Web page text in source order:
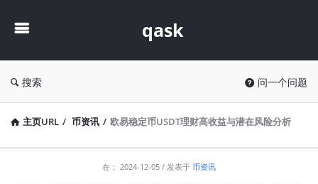
qask
搜索 问一个问题
主页URL / 币资讯 / 欧易稳定币USDT理财高收益与潜在风险分析
在： 2024-12-05 发表于 币资讯